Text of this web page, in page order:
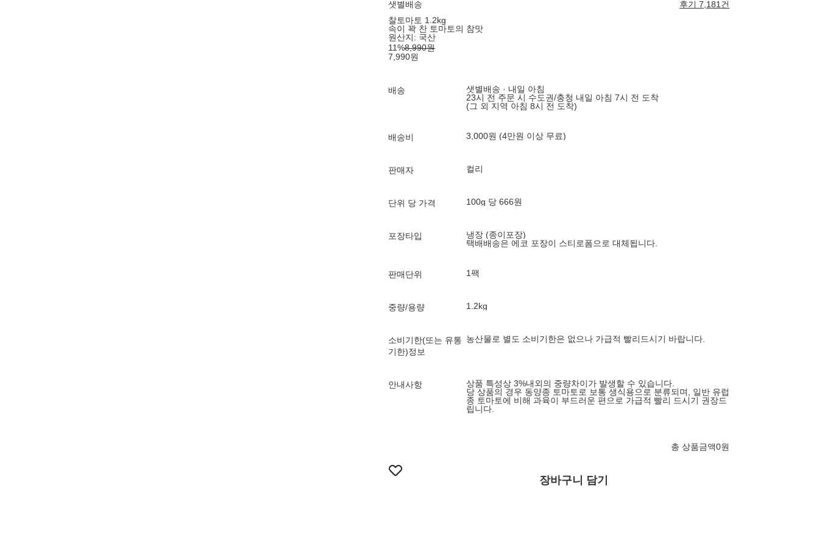
샛별배송
후기 7,181건
찰토마토 1.2kg
속이 꽉 찬 토마토의 참맛
원산지: 국산
11%8,990원
7,990원
배송
샛별배송 · 내일 아침
23시 전 주문 시 수도권/충청 내일 아침 7시 전 도착
(그 외 지역 아침 8시 전 도착)
배송비 3,000원 (4만원 이상 무료)
판매자 컬리
단위 당 가격 100g 당 666원
포장타입
냉장 (종이포장)
택배배송은 에코 포장이 스티로폼으로 대체됩니다.
판매단위 1팩
중량/용량 1.2kg
소비기한(또는 유통
기한)정보
농산물로 별도 소비기한은 없으나 가급적 빨리드시기 바랍니다.
안내사항
상품 특성상 3%내외의 중량차이가 발생할 수 있습니다.
당 상품의 경우 동양종 토마토로 보통 생식용으로 분류되며, 일반 유럽
종 토마토에 비해 과육이 부드러운 편으로 가급적 빨리 드시기 권장드
립니다.
총 상품금액0원
장바구니 담기